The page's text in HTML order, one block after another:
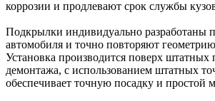
коррозии и продлевают срок службы
Подкрылки индивидуально разработаны
автомобиля и точно повторяют
Установка производится поверх штатных
демонтажа, с использованием штатных
обеспечивает точную посадку и простой